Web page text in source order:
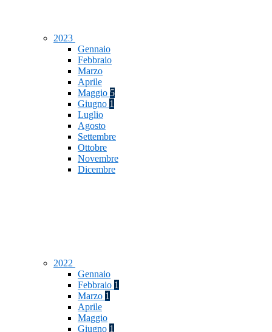
2023
Gennaio
Febbraio
Marzo
Aprile
Maggio 5
Giugno 1
Luglio
Agosto
Settembre
Ottobre
Novembre
Dicembre
2022
Gennaio
Febbraio 1
Marzo 1
Aprile
Maggio
Giugno 1